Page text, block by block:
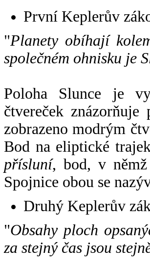
První Keplerův
"Planety obíhají
společném ohnisku je
Poloha Slunce je
čtvereček
zobrazeno modrým
Bod na eliptické
přísluní, bod, v
Spojnice obou se
Druhý Keplerův
"Obsahy ploch
za stejný čas jsou